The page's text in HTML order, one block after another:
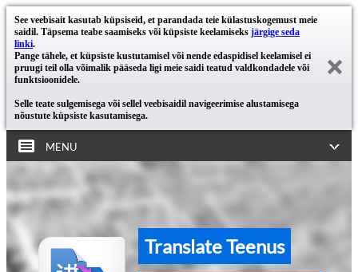
See veebisait kasutab küpsiseid, et parandada teie külastuskogemust meie
saidil. Täpsema teabe saamiseks või küpsiste keelamiseks järgige seda
linki.
Pange tähele, et küpsiste kustutamisel või nende edaspidisel keelamisel ei
pruugi teil olla võimalik pääseda ligi meie saidi teatud valdkondadele või
funktsioonidele.
Selle teate sulgemisega või sellel veebisaidil navigeerimise alustamisega
nõustute küpsiste kasutamisega.
MENU
Translate Teenus